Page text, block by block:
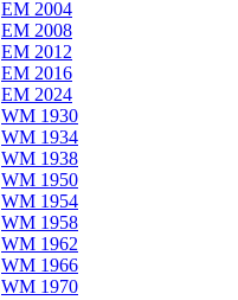
EM 2004
EM 2008
EM 2012
EM 2016
EM 2024
WM 1930
WM 1934
WM 1938
WM 1950
WM 1954
WM 1958
WM 1962
WM 1966
WM 1970